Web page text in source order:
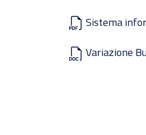
Sistema
Variazione